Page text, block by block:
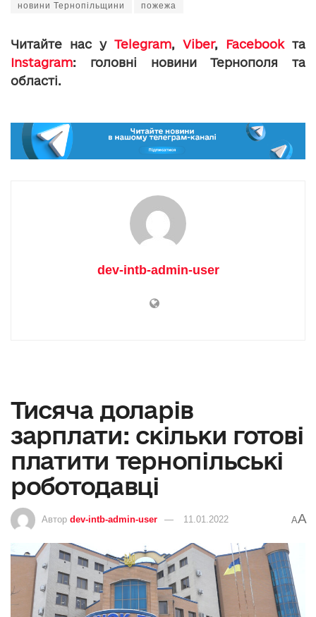
новини Тернопільщини пожежа
Читайте нас у Telegram, Viber, Facebookта
Instagram: головні новини Тернополя та
області.
dev-intb-admin-user
Тисяча доларів
зарплати: скільки готові
платити тернопільські
роботодавці
Автор dev-intb-admin-user 11.01.2022 AA